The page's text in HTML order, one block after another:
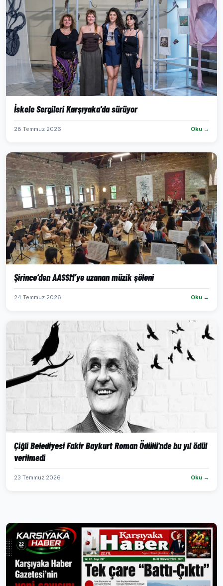
İskele Sergileri Karşıyaka'da sürüyor
28 Temmuz 2026 Oku →
Şirince’den AASSM’ye uzanan müzik şöleni
24 Temmuz 2026 Oku →
Çiğli Belediyesi Fakir Baykurt Roman Ödülü'nde bu yıl ödül
verilmedi
23 Temmuz 2026 Oku →